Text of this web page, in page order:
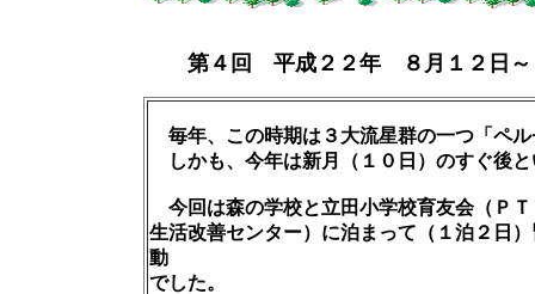
第４回 平成２２年 ８月１２日～
毎年、この時期は３大流星群の一つ「ペ
しかも、今年は新月（１０日）のすぐ後
今回は森の学校と立田小学校育友会（Ｐ
生活改善センター）に泊まって（１泊２日
動
でした。